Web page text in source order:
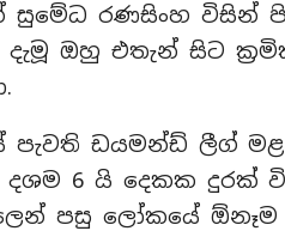
සුමේධ රණසිංහ විසින්
දැමූ ඔහු එතැන් සිට
පැවති ඩයමන්ඩ් ලීග්
දශම 6 යි දෙකක දුරක්
පසු ලෝකයේ ඕනෑම